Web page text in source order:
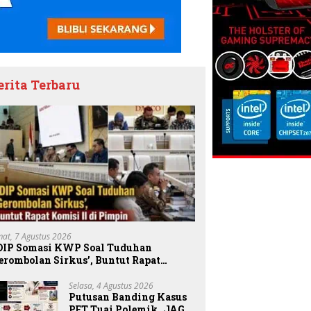
Terbaru
7 Agustus 2026
Somasi KWP Soal Tuduhan
Sirkus’, Buntut Rapat
Selasa, 4 Agustus 2026
Putusan Banding Kasus